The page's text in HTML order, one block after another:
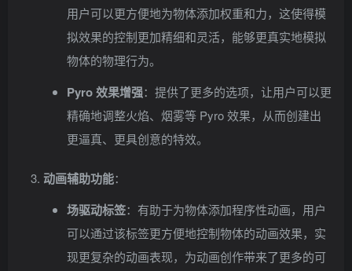
用户可以更方便地为物体添加权重和力，这使得模
拟效果的控制更加精细和灵活，能够更真实地模拟
物体的物理行为。
Pyro 效果增强：提供了更多的选项，让用户可以更
精确地调整火焰、烟雾等 Pyro 效果，从而创建出
更逼真、更具创意的特效。
动画辅助功能：
场驱动标签：有助于为物体添加程序性动画，用户
可以通过该标签更方便地控制物体的动画效果，实
现更复杂的动画表现，为动画创作带来了更多的可